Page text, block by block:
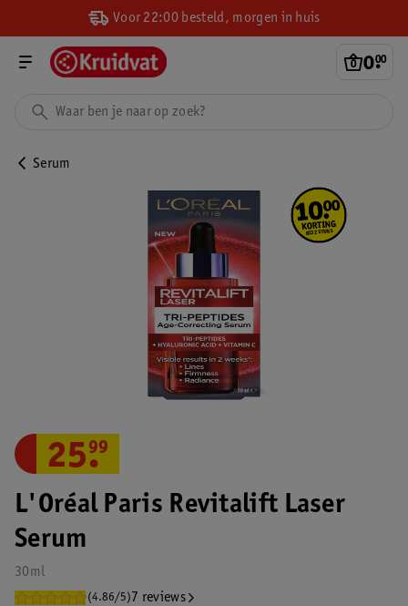
Voor 22:00 besteld, morgen in huis
0.
00
Serum
L'Oréal Paris Revitalift Laser
Serum
30ml
(4.86/5) 7 reviews
25.
99